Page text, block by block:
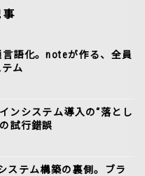
言語化。noteが作る、全員
ム
ンシステム導入の“落とし
試行錯誤
ステム構築の裏側。ブラ